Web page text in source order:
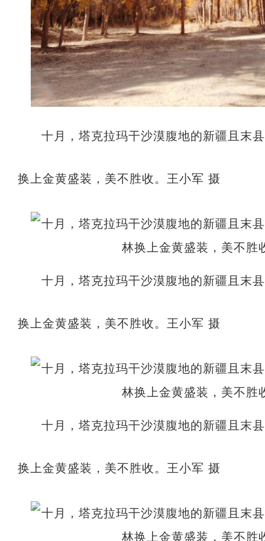
十月，塔克拉玛干沙漠腹地的新疆且末
换上金黄盛装，美不胜收。王小军 摄
十月，塔克拉玛干沙漠腹地的新疆且末
换上金黄盛装，美不胜收。王小军 摄
十月，塔克拉玛干沙漠腹地的新疆且末
换上金黄盛装，美不胜收。王小军 摄